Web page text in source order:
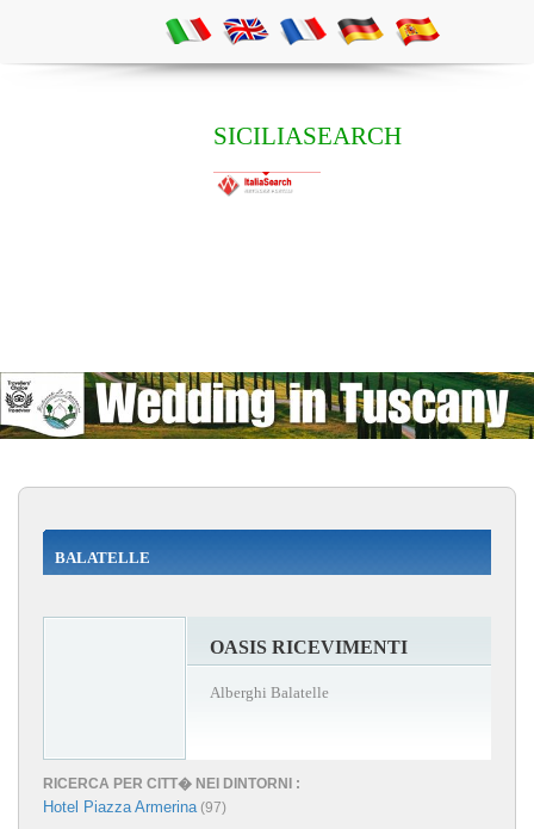
SICILIASEARCH
BALATELLE
OASIS RICEVIMENTI
Alberghi Balatelle
RICERCA PER CITT� NEI DINTORNI :
Hotel Piazza Armerina(97)